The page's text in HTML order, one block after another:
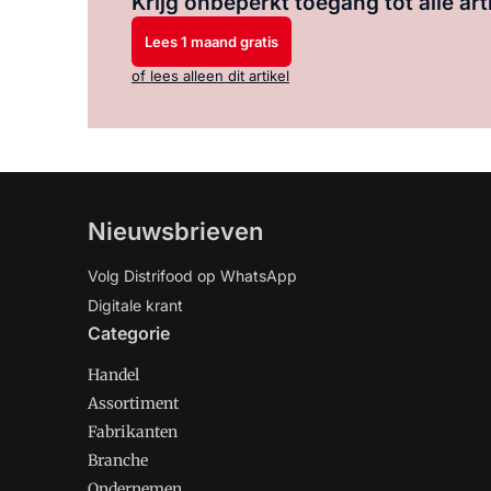
Lees 1 maand gratis
of lees alleen dit artikel
Nieuwsbrieven
Volg Distrifood op WhatsApp
Digitale krant
Categorie
Handel
Assortiment
Fabrikanten
Branche